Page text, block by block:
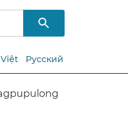
Русский